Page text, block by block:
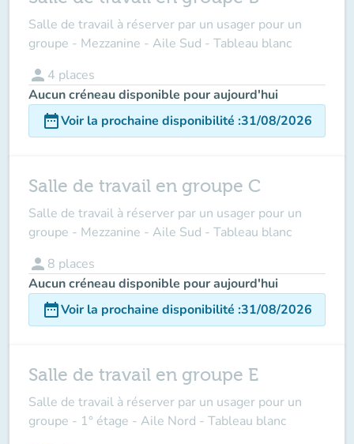
Salle de travail à réserver par un usager pour un
groupe - Mezzanine - Aile Sud - Tableau blanc
person 4 places
Aucun créneau disponible pour aujourd'hui
date_rangeVoir la prochaine disponibilité :31/08/2026
Salle de travail en groupe C
Salle de travail à réserver par un usager pour un
groupe - Mezzanine - Aile Sud - Tableau blanc
person 8 places
Aucun créneau disponible pour aujourd'hui
date_rangeVoir la prochaine disponibilité :31/08/2026
Salle de travail en groupe E
Salle de travail à réserver par un usager pour un
groupe - 1° étage - Aile Nord - Tableau blanc